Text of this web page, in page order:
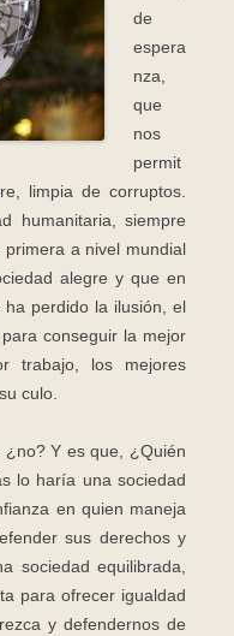
de
espera
nza,
que
nos
permit
limpia de corruptos.
humanitaria, siempre
a nivel mundial
alegre y que en
perdido la ilusión, el
conseguir la mejor
trabajo, los mejores
culo.
Y es que, ¿Quién
lo haría una sociedad
en quien maneja
sus derechos y
sociedad equilibrada,
para ofrecer igualdad
y defendernos de